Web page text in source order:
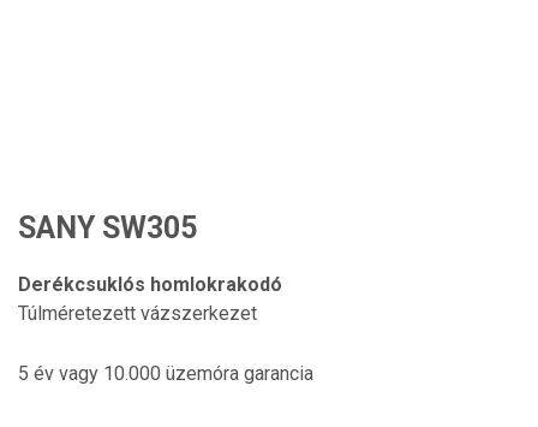
SANY SW305
Derékcsuklós homlokrakodó
Túlméretezett vázszerkezet
5 év vagy 10.000 üzemóra garancia